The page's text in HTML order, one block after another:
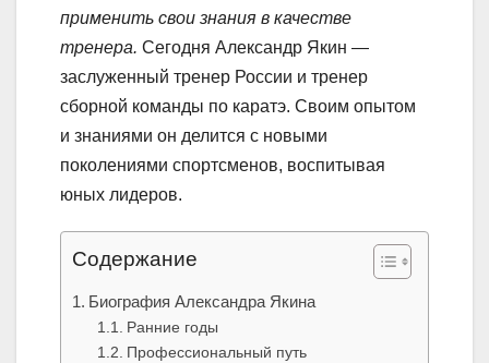
применить свои знания в качестве
тренера. Сегодня Александр Якин —
заслуженный тренер России и тренер
сборной команды по каратэ. Своим опытом
и знаниями он делится с новыми
поколениями спортсменов, воспитывая
юных лидеров.
Содержание
Биография Александра Якина
Ранние годы
Профессиональный путь